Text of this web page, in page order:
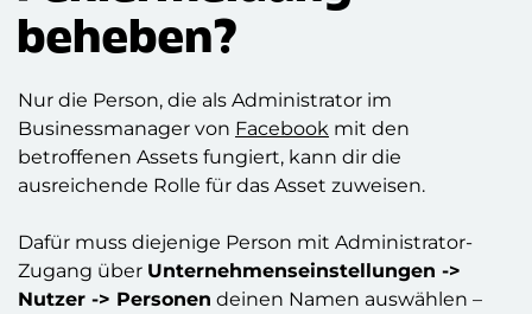
beheben?
Nur die Person, die als Administrator im
Businessmanager von Facebook mit den
betroffenen Assets fungiert, kann dir die
ausreichende Rolle für das Asset zuweisen.
Dafür muss diejenige Person mit Administrator-
Zugang über Unternehmenseinstellungen ->
Nutzer -> Personen deinen Namen auswählen –